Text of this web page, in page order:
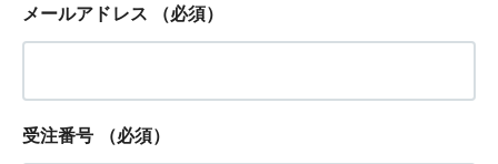
メールアドレス （必須）
受注番号 （必須）